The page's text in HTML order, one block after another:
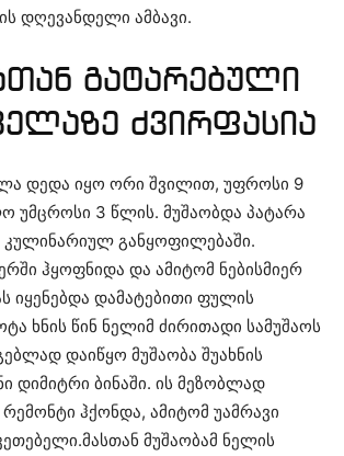
დღევანდელი ამბავი.
გატარებული
ძვირფასია
დედა იყო ორი შვილით, უფროსი 9
უმცროსი 3 წლის. მუშაობდა პატარა
კულინარიულ განყოფილებაში.
ჰყოფნიდა და ამიტომ ნებისმიერ
იყენებდა დამატებითი ფულის
ხნის წინ ნელიმ ძირითადი სამუშაოს
დაიწყო მუშაობა შუახნის
დიმიტრი ბინაში. ის მეზობლად
ჰქონდა, ამიტომ უამრავი
მუშაობამ ნელის